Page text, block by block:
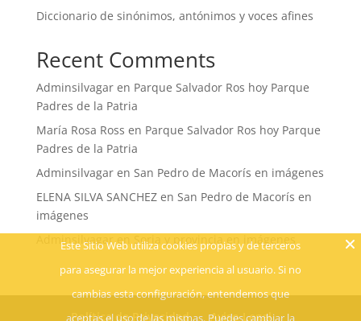
Diccionario de sinónimos, antónimos y voces afines
Recent Comments
Adminsilvagaren Parque Salvador Ros hoy Parque
Padres de la Patria
María Rosa Ross en Parque Salvador Ros hoy Parque
Padres de la Patria
Adminsilvagaren San Pedro de Macorís en imágenes
ELENA SILVA SANCHEZen San Pedro de Macorís en
imágenes
Adminsilvagaren Soria y provincia en imágenes
Política de Privacidad Aviso Legal
Este Sitio Web utiliza cookies propias y de terceros
para asegurar la mejor experiencia al usuario. Si no
cambias esta configuración, entendemos que
aceptas el uso de las mismas. Puedes cambiar la